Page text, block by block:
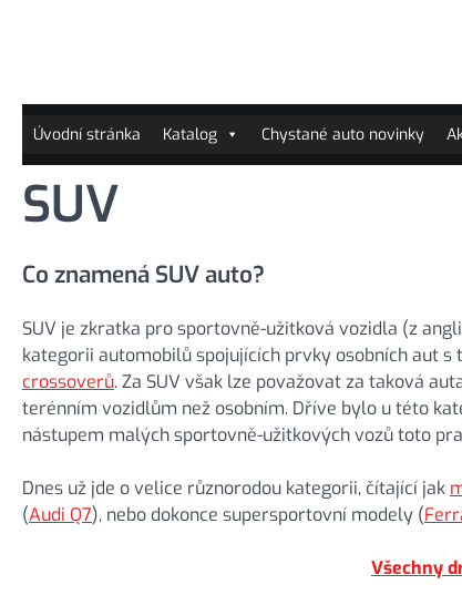
Úvodní stránka Katalog Chystané auto novinky
SUV
Co znamená SUV auto?
SUV je zkratka pro sportovně-užitková vozidla (z
kategorii automobilů spojujících prvky osobních aut
crossoverů. Za SUV však lze považovat za taková
terénním vozidlům než osobním. Dříve bylo u této
nástupem malých sportovně-užitkových vozů toto
Dnes už jde o velice různorodou kategorii, čítající jak
(Audi Q7), nebo dokonce supersportovní modely (
Všechny